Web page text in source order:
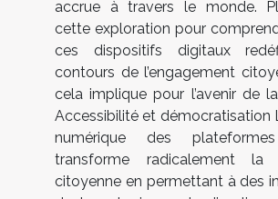
accrue à travers le monde.
cette exploration pour
ces dispositifs digitaux
contours de l’engagement
cela implique pour l’avenir de
Accessibilité et démocratisation
numérique des
transforme radicalement la
citoyenne en permettant à des